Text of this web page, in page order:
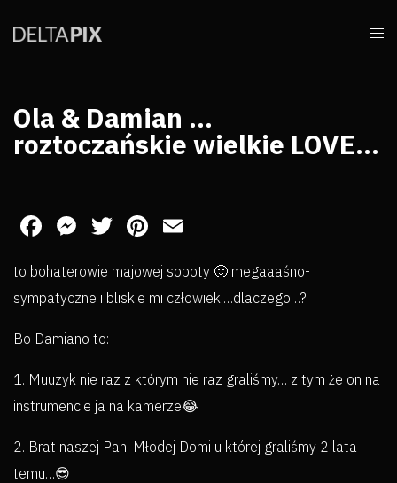
Ola & Damian …
roztoczańskie wielkie LOVE…
Facebook
Messenger
TwitterPinterest
to bohaterowie majowej soboty 🙂 megaaaśno-
sympatyczne i bliskie mi człowieki…dlaczego…?
Bo Damiano to:
1. Muuzyk nie raz z którym nie raz graliśmy… z tym że on na
instrumencie ja na kamerze😂
2. Brat naszej Pani Młodej Domi u której graliśmy 2 lata
temu…😎